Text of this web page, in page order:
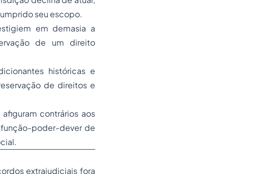
seu escopo.
em demasia a
de um direito
históricas e
de direitos e
contrários aos
poder-dever de
extrajudiciais fora